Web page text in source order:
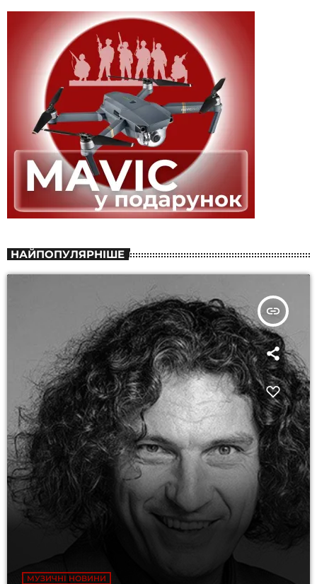
НАЙПОПУЛЯРНІШЕ
insert_link
МУЗИЧНІ НОВИНИ